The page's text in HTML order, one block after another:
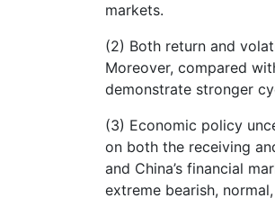
markets.
(2) Both return and
Moreover, compared
demonstrate stronger
(3) Economic policy
on both the receiving
and China’s financial
extreme bearish,